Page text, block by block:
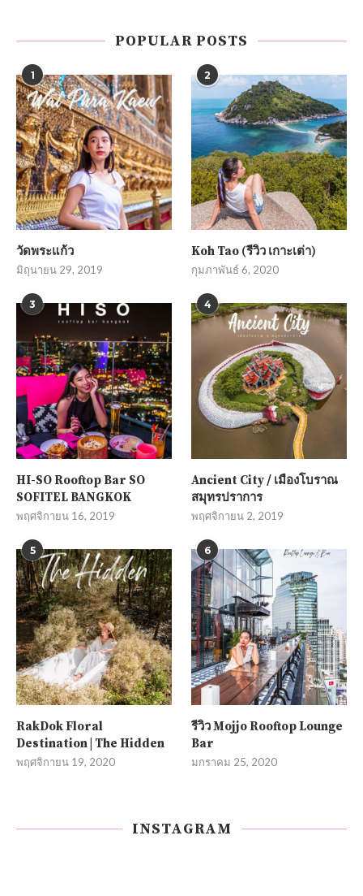
POPULAR POSTS
1
วัดพระแก้ว
มิถุนายน 29, 2019
2
Koh Tao (รีวิว เกาะเต่า)
กุมภาพันธ์ 6, 2020
3
HI-SO Rooftop Bar SO
SOFITEL BANGKOK
พฤศจิกายน 16, 2019
4
Ancient City / เมืองโบราณ
สมุทรปราการ
พฤศจิกายน 2, 2019
5
RakDok Floral
Destination | The Hidden
พฤศจิกายน 19, 2020
6
รีวิว Mojjo Rooftop Lounge
Bar
มกราคม 25, 2020
INSTAGRAM